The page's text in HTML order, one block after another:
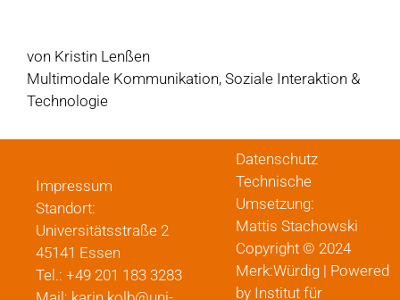
von Kristin Lenßen
Multimodale Kommunikation, Soziale Interaktion &
Technologie
Impressum
Standort:
Universitätsstraße 2
45141 Essen
Tel.: +49 201 183 3283
Datenschutz
Technische
Umsetzung:
Mattis Stachowski
Copyright © 2024
Merk:Würdig | Powered
by Institut für